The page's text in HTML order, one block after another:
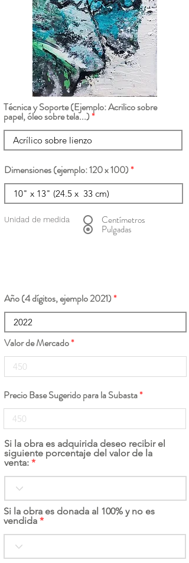
Técnica y Soporte (Ejemplo: Acrilico sobre
papel, óleo sobre tela...)
Dimensiones (ejemplo: 120 x 100)
Unidad de medida Centímetros
Pulgadas
Año (4 dígitos, ejemplo 2021)
Valor de Mercado
Precio Base Sugerido para la Subasta
Si la obra es adquirida deseo recibir el
siguiente porcentaje del valor de la
venta:
Si la obra es donada al 100% y no es
vendida